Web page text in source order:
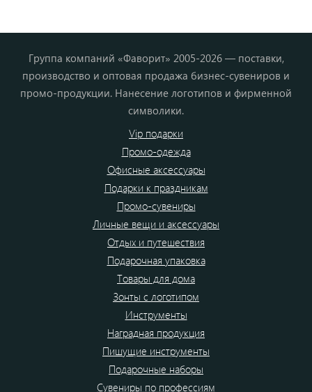
Группа компаний «Фаворит» 2005-2026 — поставки,
производство и оптовая продажа бизнес-сувениров и
промо-продукции. Нанесение логотипов и фирменной
символики.
Vip подарки
Промо-одежда
Офисные аксессуары
Подарки к праздникам
Промо-сувениры
Личные вещи и аксессуары
Отдых и путешествия
Подарочная упаковка
Товары для дома
Зонты с логотипом
Инструменты
Наградная продукция
Пишущие инструменты
Подарочные наборы
Сувениры по профессиям